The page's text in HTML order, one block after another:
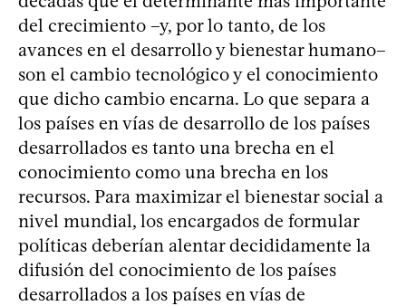
del crecimiento –y, por lo tanto, de los
avances en el desarrollo y bienestar humano–
son el cambio tecnológico y el conocimiento
que dicho cambio encarna. Lo que separa a
los países en vías de desarrollo de los países
desarrollados es tanto una brecha en el
conocimiento como una brecha en los
recursos. Para maximizar el bienestar social a
nivel mundial, los encargados de formular
políticas deberían alentar decididamente la
difusión del conocimiento de los países
desarrollados a los países en vías de